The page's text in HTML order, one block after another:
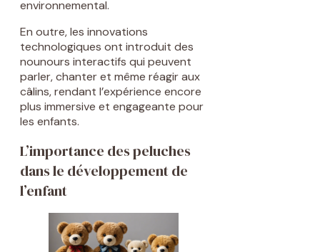
environnemental.
En outre, les innovations
technologiques ont introduit des
nounours interactifs qui peuvent
parler, chanter et même réagir aux
câlins, rendant l’expérience encore
plus immersive et engageante pour
les enfants.
L’importance des peluches
dans le développement de
l’enfant